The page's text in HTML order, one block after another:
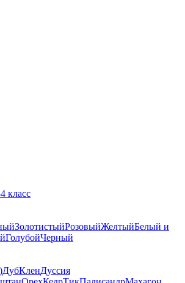
класс
ЗолотистыйРозовыйЖелтыйБелый и
ГолубойЧерный
ДубКленДуссия